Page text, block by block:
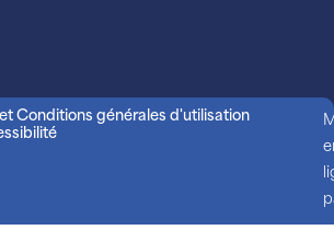
Conditions générales d'utilisation